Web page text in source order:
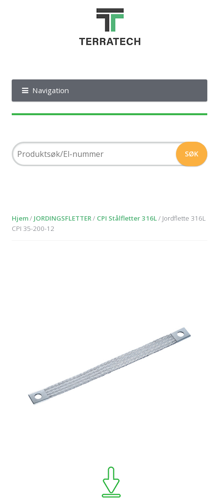
Navigation
Hjem/ JORDINGSFLETTER/ CPI Stålfletter 316L/ Jordflette 316L
CPI 35-200-12